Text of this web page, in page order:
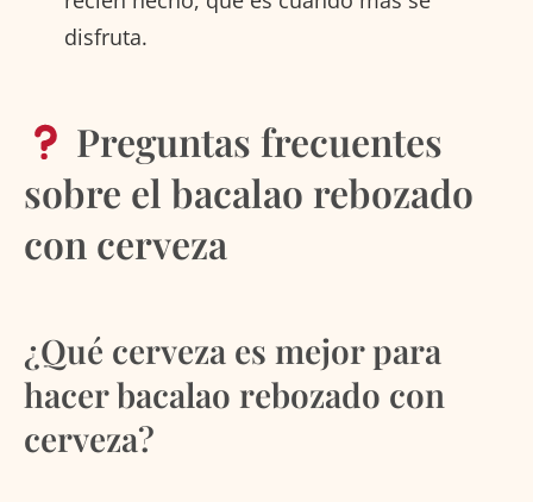
disfruta.
Preguntas frecuentes
sobre el bacalao rebozado
con cerveza
¿Qué cerveza es mejor para
hacer bacalao rebozado con
cerveza?